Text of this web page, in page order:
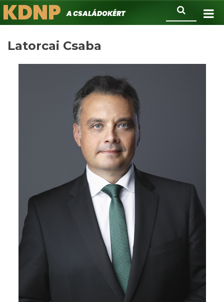
Ugrás
a
Keresés
KDNPA családokért.
Latorcai Csaba